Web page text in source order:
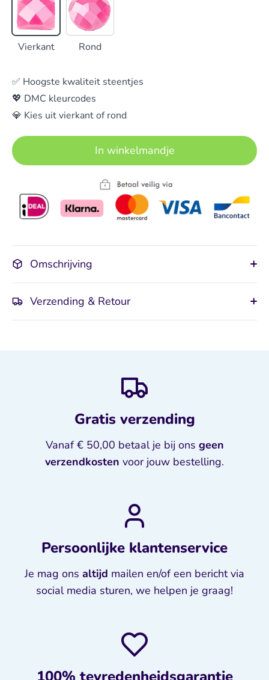
Vierkant Rond
✅ Hoogste kwaliteit steentjes
💖 DMC kleurcodes
💎 Kies uit vierkant of rond
In winkelmandje
Omschrijving
Verzending & Retour
Gratis verzending
Vanaf € 50,00 betaal je bij ons geen
verzendkosten voor jouw bestelling.
Persoonlijke klantenservice
Je mag ons altijd mailen en/of een bericht via
social media sturen, we helpen je graag!